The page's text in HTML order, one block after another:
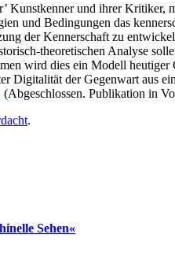
Kunstkenner und ihrer Kritiker,
und Bedingungen das
der Kennerschaft zu
theoretischen Analyse
wird dies ein Modell heutiger
Digitalität der Gegenwart aus
Publikation in
.
Sehen«